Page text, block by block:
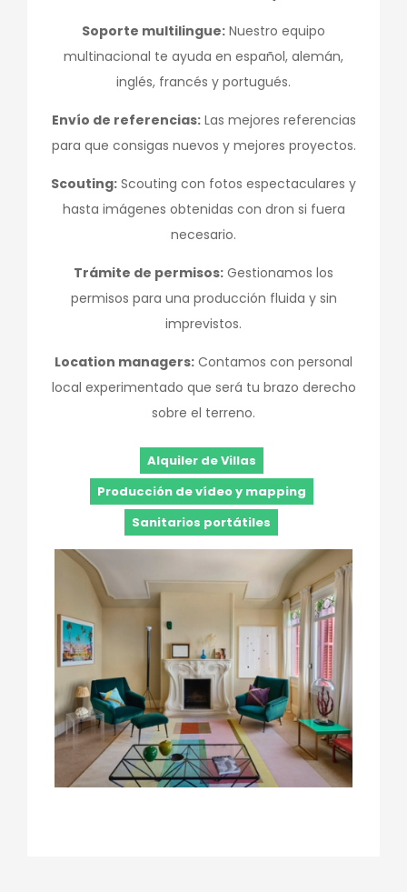
Soporte multilingue: Nuestro equipo
multinacional te ayuda en español, alemán,
inglés, francés y portugués.
Envío de referencias:Las mejores referencias
para que consigas nuevos y mejores proyectos.
Scouting: Scouting con fotos espectaculares y
hasta imágenes obtenidas con dron si fuera
necesario.
Trámite de permisos: Gestionamos los
permisos para una producción fluida y sin
imprevistos.
Location managers: Contamos con personal
local experimentado que será tu brazo derecho
sobre el terreno.
Alquiler de Villas
Producción de vídeo y mapping
Sanitarios portátiles